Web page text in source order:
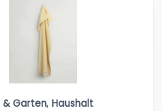
& Garten, Haushalt